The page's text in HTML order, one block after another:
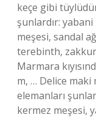
keçe gibi
şunlardır:
meşesi, sandal
terebinth,
Marmara
m, … Delice maki
elemanları
kermez meşesi,